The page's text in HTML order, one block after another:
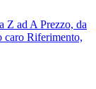
Z ad A Prezzo, da
caro Riferimento,